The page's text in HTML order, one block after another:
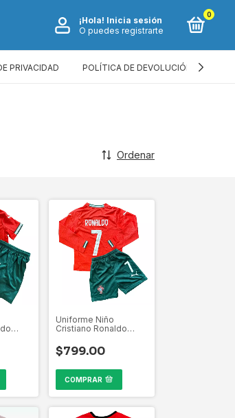
¡Hola! Inicia sesión
O puedes registrarte
0
PRIVACIDAD POLÍTICA DE DEVOLUCIÓN
Ordenar
Uniforme Niño
Cristiano Ronaldo
$799.00
COMPRAR